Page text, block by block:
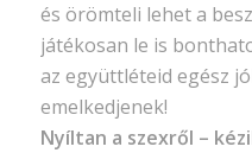
és örömteli lehet a
játékosan le is
az együttléteid egész
emelkedjenek!
Nyíltan a szexről –